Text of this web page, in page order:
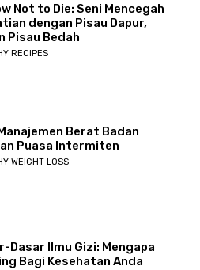
Not to Die: Seni Mencegah
dengan Pisau Dapur,
Pisau Bedah
RECIPES
Berat Badan
Puasa Intermiten
WEIGHT LOSS
Dasar Ilmu Gizi: Mengapa
Bagi Kesehatan Anda